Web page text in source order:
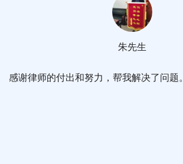
感谢律师的付出和努力，帮我解决了问题。
朱先生